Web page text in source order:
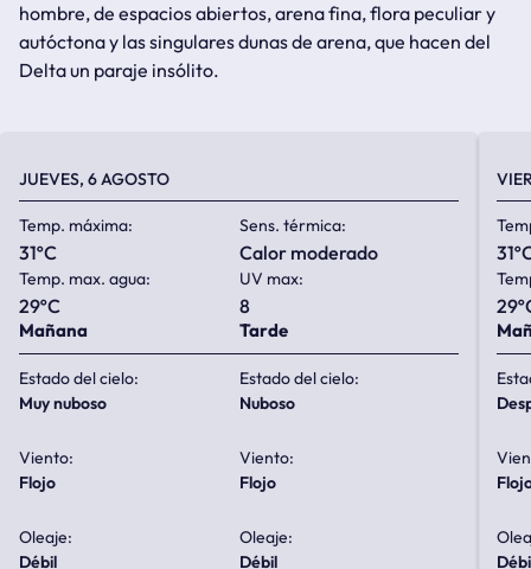
hombre, de espacios abiertos, arena fina, flora peculiar y
autóctona y las singulares dunas de arena, que hacen del
Delta un paraje insólito.
JUEVES, 6 AGOSTO
Temp. máxima:
31ºC
Sens. térmica:
calor moderado
Temp. max. agua:
29ºC
UV max:
8
Mañana
Estado del cielo:
muy nuboso
Viento:
flojo
Oleaje:
débil
Tarde
Estado del cielo:
nuboso
Viento:
flojo
Oleaje:
débil